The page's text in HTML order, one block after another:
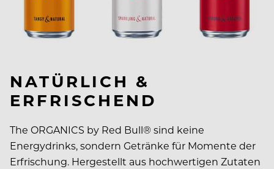
NATÜRLICH &
ERFRISCHEND
The ORGANICS by Red Bull® sind keine
Energydrinks, sondern Getränke für Momente der
Erfrischung. Hergestellt aus hochwertigen Zutaten